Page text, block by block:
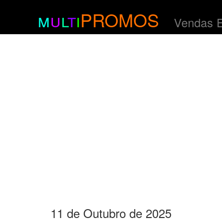
multiPROMOS Vendas
11 de Outubro de 2025